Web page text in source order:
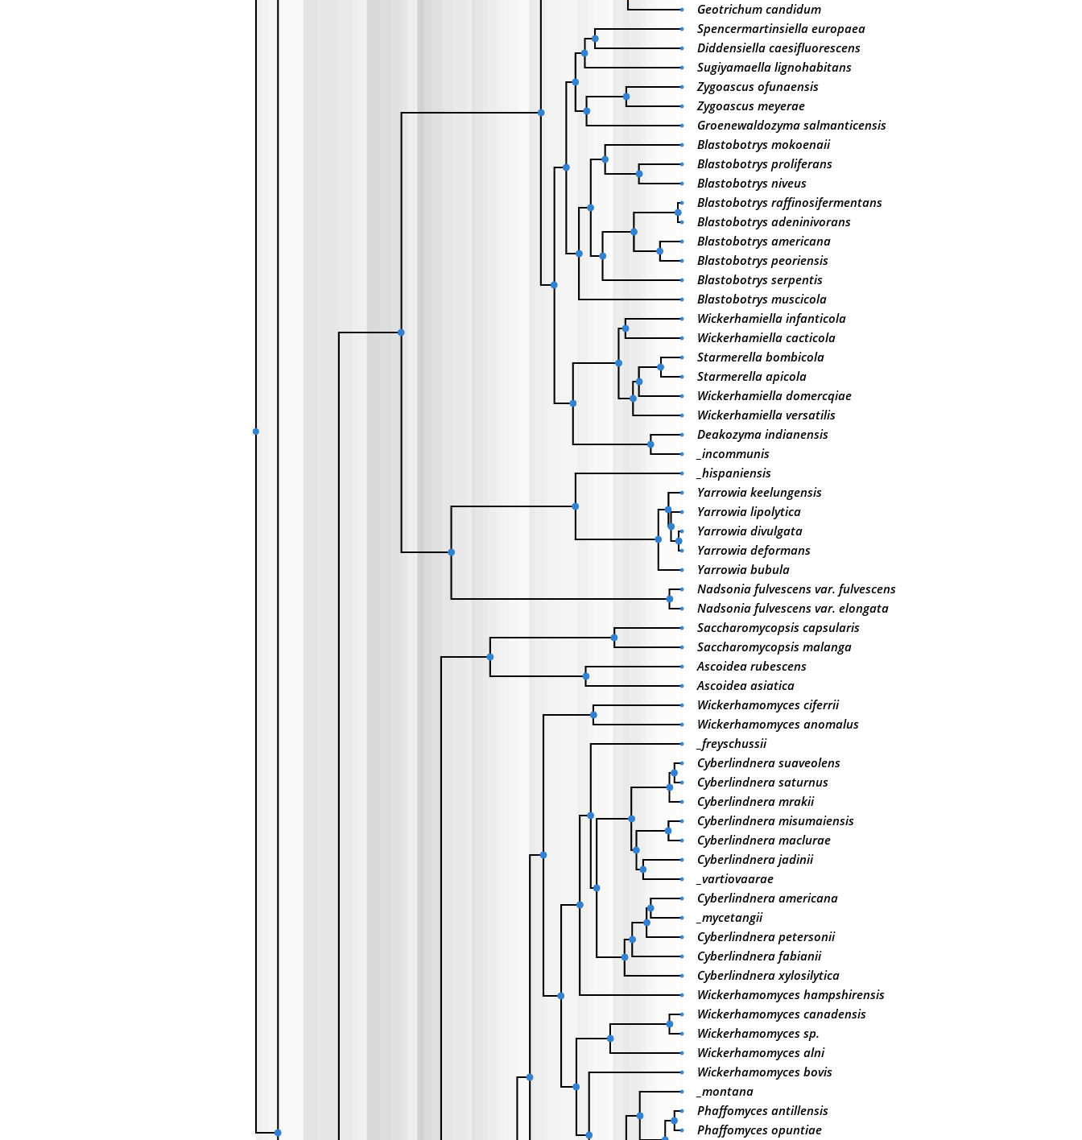
Geotrichum candidum
Spencermartinsiella europaea
Diddensiella caesifluorescens
Sugiyamaella lignohabitans
Zygoascus ofunaensis
Zygoascus meyerae
Groenewaldozyma salmanticensis
Blastobotrys mokoenaii
Blastobotrys proliferans
Blastobotrys niveus
Blastobotrys raffinosifermentans
Blastobotrys adeninivorans
Blastobotrys americana
Blastobotrys peoriensis
Blastobotrys serpentis
Blastobotrys muscicola
Wickerhamiella infanticola
Wickerhamiella cacticola
Starmerella bombicola
Starmerella apicola
Wickerhamiella domercqiae
Wickerhamiella versatilis
Deakozyma indianensis
_incommunis
_hispaniensis
Yarrowia keelungensis
Yarrowia lipolytica
Yarrowia divulgata
Yarrowia deformans
Yarrowia bubula
Nadsonia fulvescens var. fulvescens
Nadsonia fulvescens var. elongata
Saccharomycopsis capsularis
Saccharomycopsis malanga
Ascoidea rubescens
Ascoidea asiatica
Wickerhamomyces ciferrii
Wickerhamomyces anomalus
_freyschussii
Cyberlindnera suaveolens
Cyberlindnera saturnus
Cyberlindnera mrakii
Cyberlindnera misumaiensis
Cyberlindnera maclurae
Cyberlindnera jadinii
_vartiovaarae
Cyberlindnera americana
_mycetangii
Cyberlindnera petersonii
Cyberlindnera fabianii
Cyberlindnera xylosilytica
Wickerhamomyces hampshirensis
Wickerhamomyces canadensis
Wickerhamomyces sp.
Wickerhamomyces alni
Wickerhamomyces bovis
_montana
Phaffomyces antillensis
Phaffomyces opuntiae